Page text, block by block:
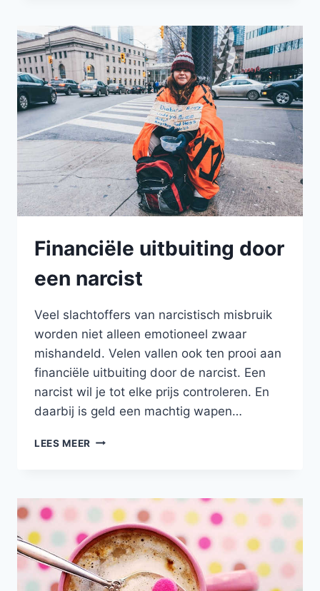
NARCISME
IN
RELATIES
Financiële uitbuiting door
een narcist
Veel slachtoffers van narcistisch misbruik
worden niet alleen emotioneel zwaar
mishandeld. Velen vallen ook ten prooi aan
financiële uitbuiting door de narcist. Een
narcist wil je tot elke prijs controleren. En
daarbij is geld een machtig wapen…
LEES MEER FINANCIËLE
NARCIST